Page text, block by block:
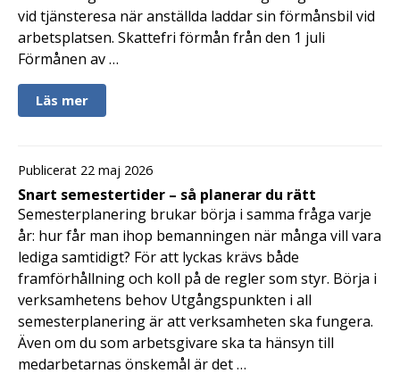
vid tjänsteresa när anställda laddar sin förmånsbil vid
arbetsplatsen. Skattefri förmån från den 1 juli
Förmånen av …
Läs mer
Publicerat 22 maj 2026
Snart semestertider – så planerar du rätt
Semesterplanering brukar börja i samma fråga varje
år: hur får man ihop bemanningen när många vill vara
lediga samtidigt? För att lyckas krävs både
framförhållning och koll på de regler som styr. Börja i
verksamhetens behov Utgångspunkten i all
semesterplanering är att verksamheten ska fungera.
Även om du som arbetsgivare ska ta hänsyn till
medarbetarnas önskemål är det …